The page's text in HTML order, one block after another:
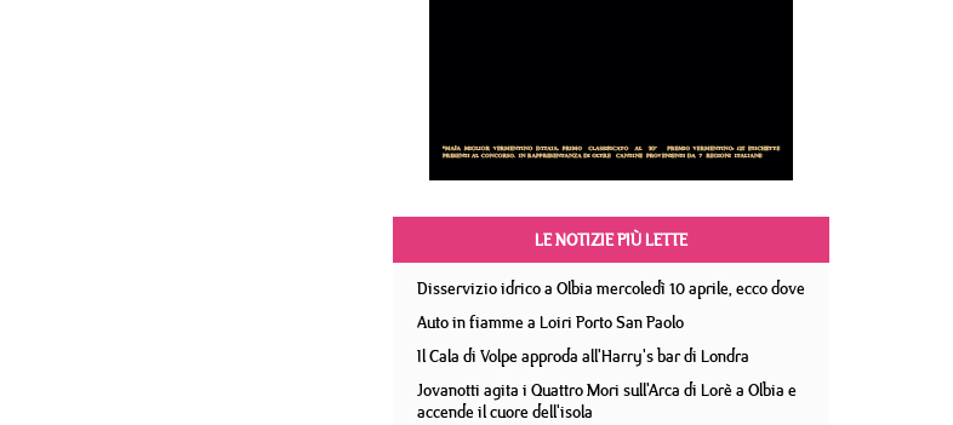
LE NOTIZIE PIÙ LETTE
Disservizio idrico a Olbia mercoledì 10 aprile, ecco dove
Auto in fiamme a Loiri Porto San Paolo
Il Cala di Volpe approda all'Harry's bar di Londra
Jovanotti agita i Quattro Mori sull'Arca di Lorè a Olbia e
accende il cuore dell'isola